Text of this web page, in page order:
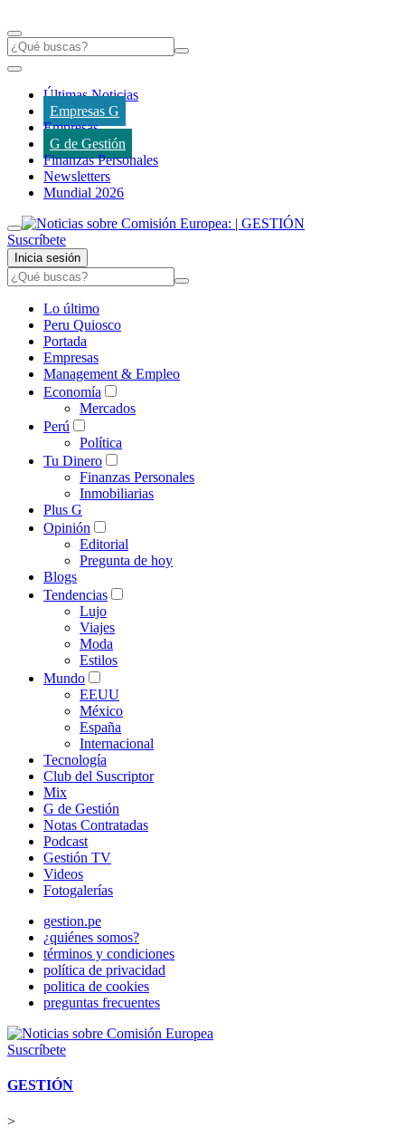
Últimas Noticias
Empresas G
Empresas
G de Gestión
Finanzas Personales
Newsletters
Mundial 2026
Suscríbete
Inicia sesión
Lo último
Peru Quiosco
Portada
Empresas
Management & Empleo
Economía
Mercados
Perú
Política
Tu Dinero
Finanzas Personales
Inmobiliarias
Plus G
Opinión
Editorial
Pregunta de hoy
Blogs
Tendencias
Lujo
Viajes
Moda
Estilos
Mundo
EEUU
México
España
Internacional
Tecnología
Club del Suscriptor
Mix
G de Gestión
Notas Contratadas
Podcast
Gestión TV
Videos
Fotogalerías
gestion.pe
¿quiénes somos?
términos y condiciones
política de privacidad
politica de cookies
preguntas frecuentes
Suscríbete
GESTIÓN
>